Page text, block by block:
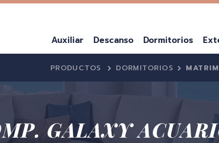
Auxiliar Descanso Dormitorios
PRODUCTOS DORMITORIOS
GALAXY